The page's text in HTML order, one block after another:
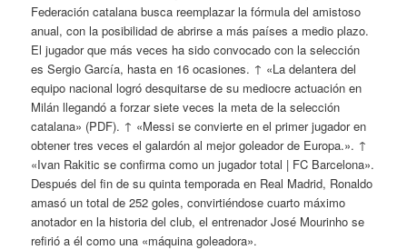
Federación catalana busca reemplazar la fórmula del amistoso
anual, con la posibilidad de abrirse a más países a medio plazo.
El jugador que más veces ha sido convocado con la selección
es Sergio García, hasta en 16 ocasiones. ↑ «La delantera del
equipo nacional logró desquitarse de su mediocre actuación en
Milán llegandó a forzar siete veces la meta de la selección
catalana» (PDF). ↑ «Messi se convierte en el primer jugador en
obtener tres veces el galardón al mejor goleador de Europa.». ↑
«Ivan Rakitic se confirma como un jugador total | FC Barcelona».
Después del fin de su quinta temporada en Real Madrid, Ronaldo
amasó un total de 252 goles, convirtiéndose cuarto máximo
anotador en la historia del club, el entrenador José Mourinho se
refirió a él como una «máquina goleadora».